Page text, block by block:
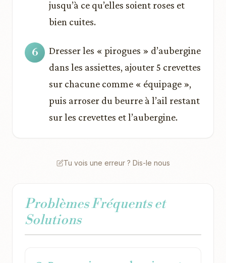
jusqu’à ce qu’elles soient roses et
bien cuites.
Dresser les « pirogues » d’aubergine
dans les assiettes, ajouter 5 crevettes
sur chacune comme « équipage »,
puis arroser du beurre à l’ail restant
sur les crevettes et l’aubergine.
Tu vois une erreur ? Dis-le nous
Problèmes Fréquents et
Solutions